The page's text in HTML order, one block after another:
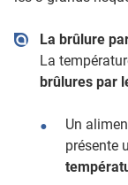
La brûlure
La
brûlures par
Un
présente